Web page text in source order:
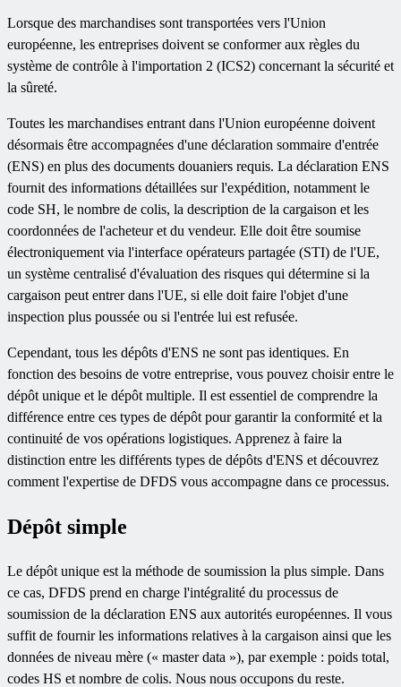
Lorsque des marchandises sont transportées vers l'Union
européenne, les entreprises doivent se conformer aux règles du
système de contrôle à l'importation 2 (ICS2) concernant la sécurité et
la sûreté.
Toutes les marchandises entrant dans l'Union européenne doivent
désormais être accompagnées d'une déclaration sommaire d'entrée
(ENS) en plus des documents douaniers requis. La déclaration ENS
fournit des informations détaillées sur l'expédition, notamment le
code SH, le nombre de colis, la description de la cargaison et les
coordonnées de l'acheteur et du vendeur. Elle doit être soumise
électroniquement via l'interface opérateurs partagée (STI) de l'UE,
un système centralisé d'évaluation des risques qui détermine si la
cargaison peut entrer dans l'UE, si elle doit faire l'objet d'une
inspection plus poussée ou si l'entrée lui est refusée.
Cependant, tous les dépôts d'ENS ne sont pas identiques. En
fonction des besoins de votre entreprise, vous pouvez choisir entre le
dépôt unique et le dépôt multiple. Il est essentiel de comprendre la
différence entre ces types de dépôt pour garantir la conformité et la
continuité de vos opérations logistiques. Apprenez à faire la
distinction entre les différents types de dépôts d'ENS et découvrez
comment l'expertise de DFDS vous accompagne dans ce processus.
Dépôt simple
Le dépôt unique est la méthode de soumission la plus simple. Dans
ce cas, DFDS prend en charge l'intégralité du processus de
soumission de la déclaration ENS aux autorités européennes. Il vous
suffit de fournir les informations relatives à la cargaison ainsi que les
données de niveau mère (« master data »), par exemple : poids total,
codes HS et nombre de colis. Nous nous occupons du reste.